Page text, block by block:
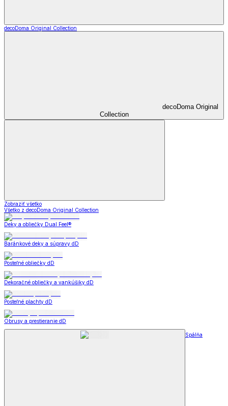
decoDoma Original Collection
decoDoma Original
Collection
Zobraziť všetko
Všetko z decoDoma Original Collection
Deky a obliečky Dual Feel®
Baránkové deky a súpravy dD
Posteľné obliečky dD
Dekoračné obliečky a vankúšiky dD
Posteľné plachty dD
Obrusy a prestieranie dD
Spálňa